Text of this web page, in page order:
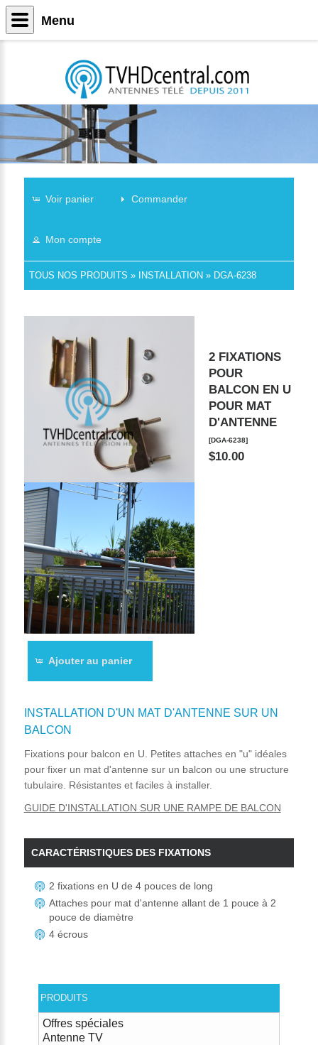
Voir panier Commander
Mon compte
TOUS NOS PRODUITS » INSTALLATION » DGA-6238
2 FIXATIONS
POUR
BALCON EN U
POUR MAT
D'ANTENNE
[DGA-6238]
$10.00
Ajouter au panier
INSTALLATION D'UN MAT D'ANTENNE SUR UN
BALCON
Fixations pour balcon en U. Petites attaches en "u" idéales
pour fixer un mat d'antenne sur un balcon ou une structure
tubulaire. Résistantes et faciles à installer.
GUIDE D'INSTALLATION SUR UNE RAMPE DE BALCON
CARACTÉRISTIQUES DES FIXATIONS
2 fixations en U de 4 pouces de long
Attaches pour mat d'antenne allant de 1 pouce à 2
pouce de diamètre
4 écrous
PRODUITS
Offres spéciales
Antenne TV
Menu